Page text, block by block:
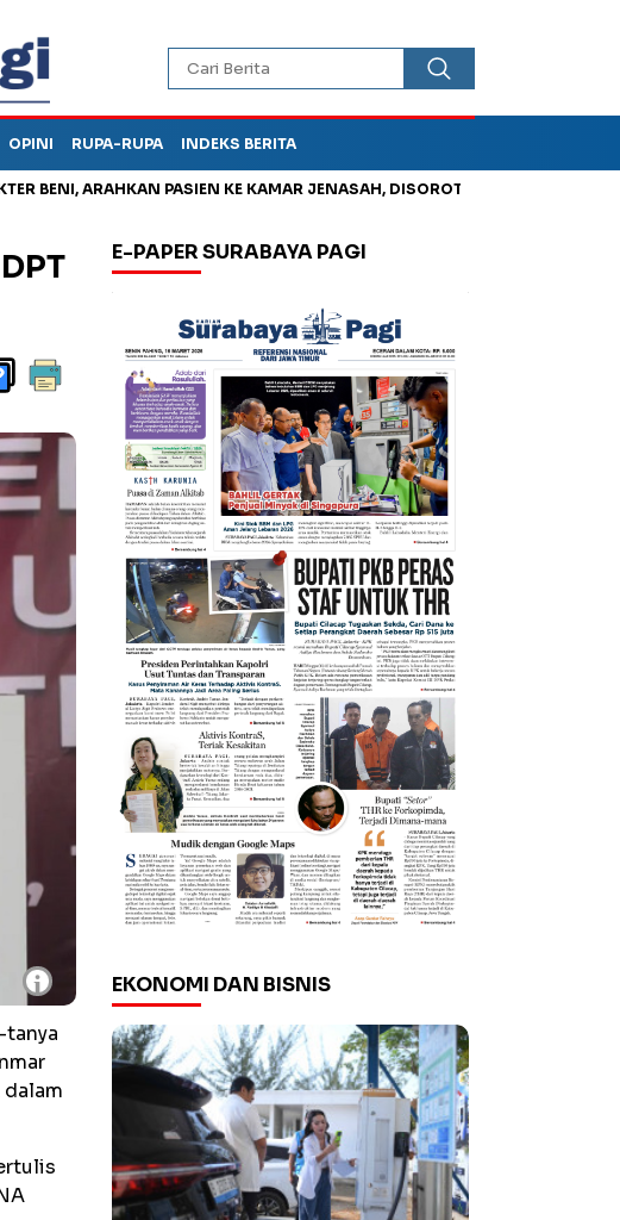
OPINI RUPA-RUPA INDEKS BERITA
ARAHKAN PASIEN KE KAMAR JENASAH, DISOROT Kurangi Timbunan
i
tanya
E-PAPER SURABAYA PAGI
EKONOMI DAN BISNIS